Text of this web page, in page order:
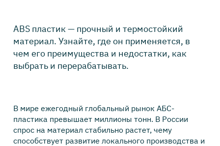
ABS пластик — прочный и термостойкий
материал. Узнайте, где он применяется, в
чем его преимущества и недостатки, как
выбрать и перерабатывать.
В мире ежегодный глобальный рынок АБС-
пластика превышает миллионы тонн. В России
спрос на материал стабильно растет, чему
способствует развитие локального производства и